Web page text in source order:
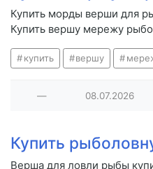
Купить морды верши для
Купить вершу мережу
купить вершу
— 08.07.2026
Купить
Верша для ловли рыбы